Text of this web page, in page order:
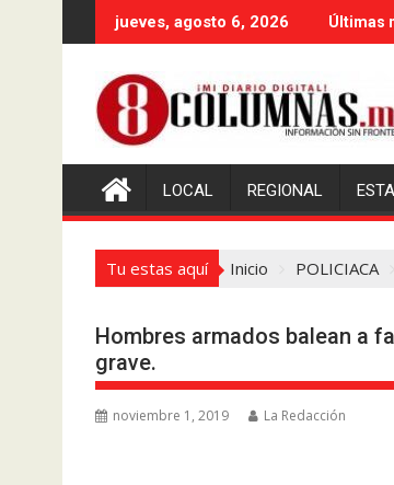
al
jueves, agosto 6, 2026 Últimas
LOCAL REGIONAL
Tu estas aquí Inicio POLICIACA
Hombres armados balean a
grave.
noviembre 1, 2019 La Redacción